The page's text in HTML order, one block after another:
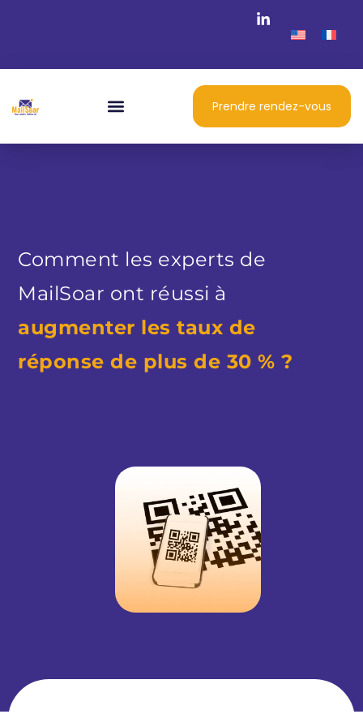
Prendre rendez-vous
Comment les experts de
MailSoar ont réussi à
augmenter les taux de
réponse de plus de 30 % ?